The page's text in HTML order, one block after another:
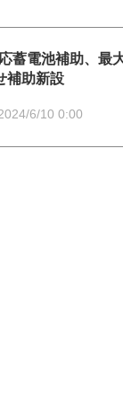
蓄電池補助、最
補助新設
6/10 0:00